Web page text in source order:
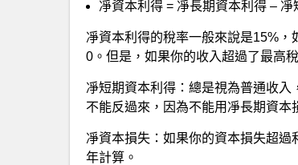
凈資本利得 = 凈長期資本利得 – 凈
凈資本利得的稅率一般來說是15%
0。但是，如果你的收入超過了最高
凈短期資本利得：總是視為普通收
不能反過來，因為不能用凈長期資本
凈資本損失：如果你的資本損失超
年計算。